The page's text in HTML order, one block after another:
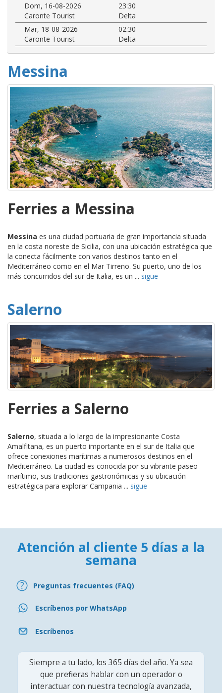
Dom, 16-08-2026
23:30
Caronte Tourist
Delta
Mar, 18-08-2026
02:30
Caronte Tourist
Delta
Messina
Ferries a Messina
Messina es una ciudad portuaria de gran importancia situada
en la costa noreste de Sicilia, con una ubicación estratégica que
la conecta fácilmente con varios destinos tanto en el
Mediterráneo como en el Mar Tirreno. Su puerto, uno de los
más concurridos del sur de Italia, es un ... sigue
Salerno
Ferries a Salerno
Salerno, situada a lo largo de la impresionante Costa
Amalfitana, es un puerto importante en el sur de Italia que
ofrece conexiones marítimas a numerosos destinos en el
Mediterráneo. La ciudad es conocida por su vibrante paseo
marítimo, sus tradiciones gastronómicas y su ubicación
estratégica para explorar Campania ... sigue
Atención al cliente 5 días a la
semana
Preguntas frecuentes (FAQ)
Escríbenos por WhatsApp
Escríbenos
Siempre a tu lado, los 365 días del año. Ya sea
que prefieras hablar con un operador o
interactuar con nuestra tecnología avanzada,